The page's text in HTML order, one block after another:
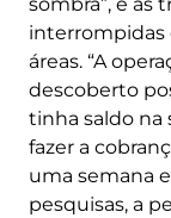
sombra”, e as
interrompidas
áreas. “A
descoberto
tinha saldo na
fazer a
uma semana
pesquisas, a